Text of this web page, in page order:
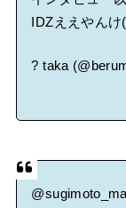
IDZええやんけ
? taka